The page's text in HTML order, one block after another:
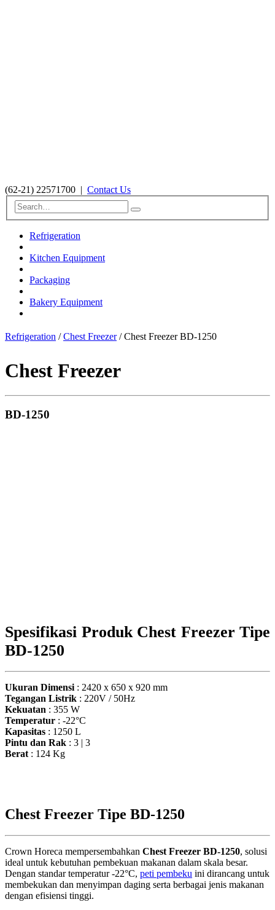
(62-21) 22571700 | Contact Us
Refrigeration
Kitchen Equipment
Packaging
Bakery Equipment
Refrigeration /Chest Freezer/ Chest Freezer BD-1250
Chest Freezer
BD-1250
Spesifikasi Produk Chest Freezer Tipe
BD-1250
Ukuran Dimensi : 2420 x 650 x 920 mm
Tegangan Listrik : 220V / 50Hz
Kekuatan : 355 W
Temperatur : -22°C
Kapasitas : 1250 L
Pintu dan Rak : 3 | 3
Berat : 124 Kg
Chest Freezer Tipe BD-1250
Crown Horeca mempersembahkan Chest Freezer BD-1250, solusi
ideal untuk kebutuhan pembekuan makanan dalam skala besar.
Dengan standar temperatur -22°C, peti pembeku ini dirancang untuk
membekukan dan menyimpan daging serta berbagai jenis makanan
dengan efisiensi tinggi.